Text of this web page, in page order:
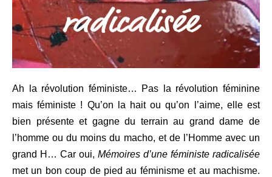
Ah la révolution féministe… Pas la révolution féminine
mais féministe ! Qu’on la hait ou qu’on l’aime, elle est
bien présente et gagne du terrain au grand dame de
l’homme ou du moins du macho, et de l’Homme avec un
grand H… Car oui, Mémoires d’une féministe radicalisée
met un bon coup de pied au féminisme et au machisme.